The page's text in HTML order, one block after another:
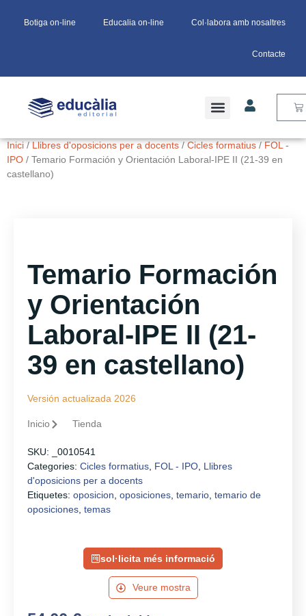
Botiga on-line Educalia on-line Col·labora amb nosaltres
Contacte
Inici/Llibres d'oposicions per a docents/Cicles formatius/FOL -
IPO / Temario Formación y Orientación Laboral-IPE II (21-39 en
castellano)
Temario Formación
y Orientación
Laboral-IPE II (21-
39 en castellano)
Versión actualizada 2026
Inicio Tienda
SKU:
_0010541
Categories: Cicles formatius FOL - IPO Llibres
d'oposicions per a docents
Etiquetes: oposicion oposiciones temario temario de
oposiciones temas
sol·licita més informació
Veure mostra